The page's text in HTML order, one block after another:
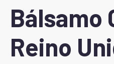
Bálsamo
Reino